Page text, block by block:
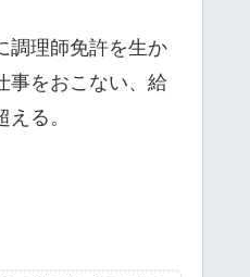
調理師免許を生か
事をおこない、給
る。